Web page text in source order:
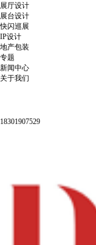
展厅设计
展台设计
快闪巡展
IP设计
地产包装
专题
新闻中心
关于我们
18301907529